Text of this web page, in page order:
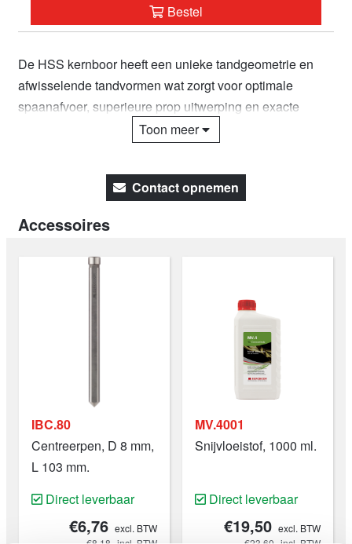
Bestel
De HSS kernboor heeft een unieke tandgeometrie en
afwisselende tandvormen wat zorgt voor optimale
spaanafvoer, superieure prop uitwerping en exacte
maatvoering. Deze HSS kernboor wordt veel gebruikt in
het boren van staal, koper, aluminium, roestvrij staal en
kunststof, in zowel plaat- als buismateriaal. Euroboor
HSS kernboren hebben een tandengeometrie die
bestaande één laag, waardoor de snelste en beste
boorprestaties worden gegarandeerd. Het restmateriaal
kenmerkende Euroboor prop. De rand van deze prop is
precies wat voorkomt dat onze HSS kernboren door de
Toon meer
Contact opnemen
Accessoires
IBC.80
Centreerpen, D 8 mm,
L 103 mm.
Direct leverbaar
€6,76 excl. BTW
MV.4001
Snijvloeistof, 1000 ml.
Direct leverbaar
€19,50 excl. BTW